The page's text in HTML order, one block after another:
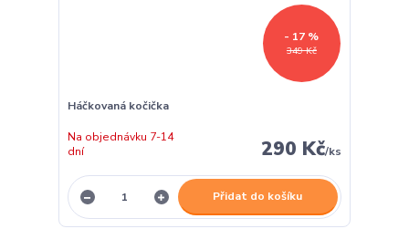
349 Kč
- 17 %
Háčkovaná kočička
290 Kč/ks
Na objednávku 7-14
dní
Přidat do košíku